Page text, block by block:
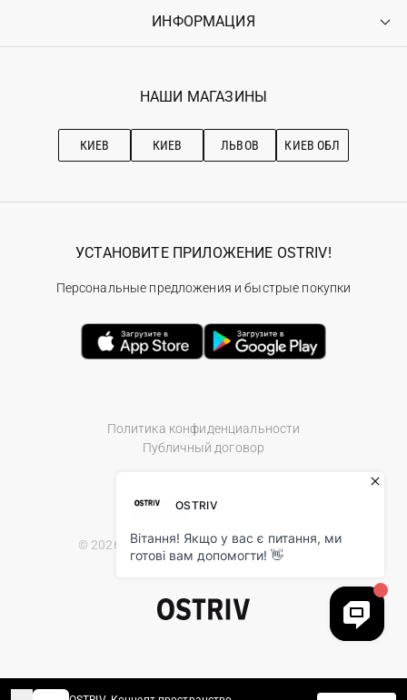
Возврат
Гарантия
Войти
Ostriv Club+
ИНФОРМАЦИЯ
Наши магазини
Рекомендации по уходу
НАШИ МАГАЗИНЫ
КИЕВ КИЕВ ЛЬВОВ КИЕВ ОБЛ
Политика конфиденциальности
Публичный договор
© 2026 Ostriv.ua Store. All Rights Reserved.
УСТАНОВИТЕ ПРИЛОЖЕНИЕ OSTRIV!
Персональные предложения и быстрые покупки